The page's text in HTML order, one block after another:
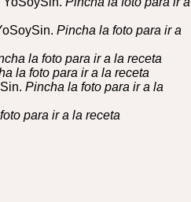
Pincha la foto para ir a
la foto para ir a la receta
la foto para ir a la receta
Pincha la foto para ir a la
para ir a la receta